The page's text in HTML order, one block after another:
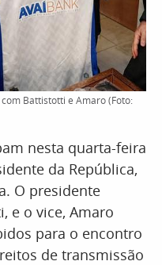
Battistotti e Amaro (Foto:
nesta quarta-feira
da República,
O presidente
e o vice, Amaro
para o encontro
de transmissão